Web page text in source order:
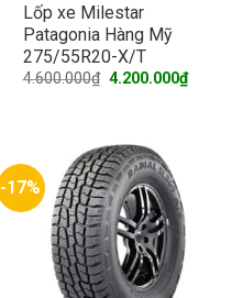
Lốp xe Milestar
Patagonia Hàng Mỹ
275/55R20-X/T
4.600.000₫ Original
4.200.000₫Current
price
-17%